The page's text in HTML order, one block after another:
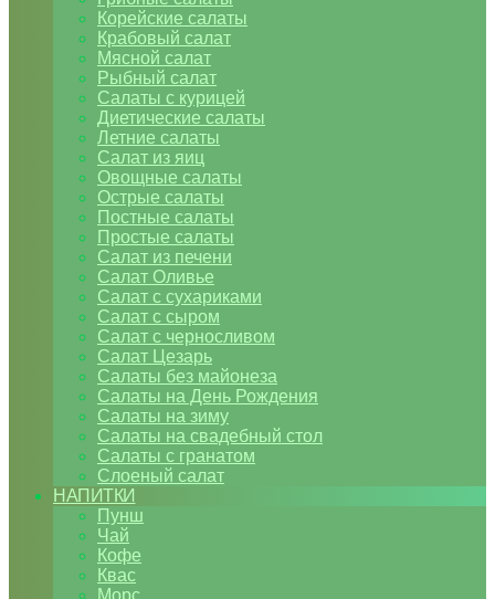
Корейские салаты
Крабовый салат
Мясной салат
Рыбный салат
Салаты с курицей
Диетические салаты
Летние салаты
Салат из яиц
Овощные салаты
Острые салаты
Постные салаты
Простые салаты
Салат из печени
Салат Оливье
Салат с сухариками
Салат с сыром
Салат с черносливом
Салат Цезарь
Салаты без майонеза
Салаты на День Рождения
Салаты на зиму
Салаты на свадебный стол
Салаты с гранатом
Слоеный салат
НАПИТКИ
Пунш
Чай
Кофе
Квас
Морс